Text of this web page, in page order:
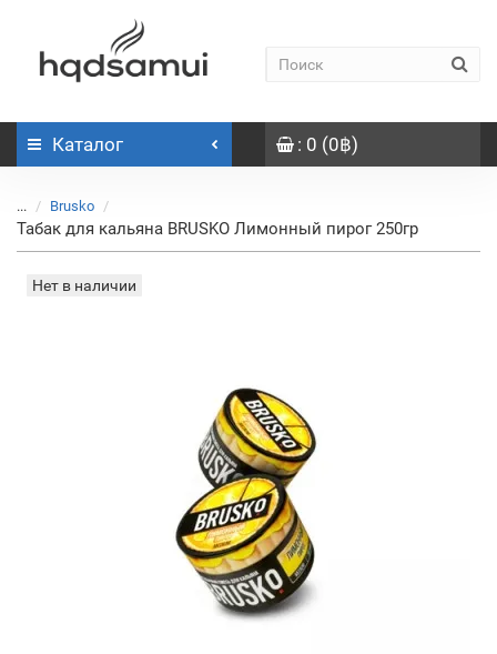
Каталог : 0 (0฿)
... Brusko
Табак для кальяна BRUSKO Лимонный пирог 250гр
Нет в наличии